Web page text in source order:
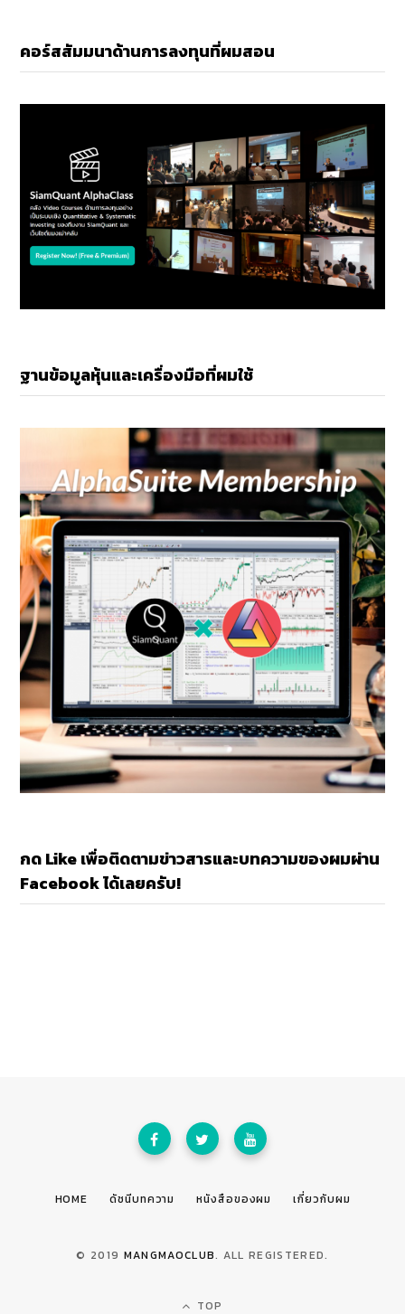
คอร์สสัมมนาด้านการลงทุนที่ผมสอน
ฐานข้อมูลหุ้นและเครื่องมือที่ผมใช้
กด Like เพื่อติดตามข่าวสารและบทความของผมผ่าน
Facebook ได้เลยครับ!
HOME ดัชนีบทความ หนังสือของผม เกี่ยวกับผม
© 2019 MANGMAOCLUB. ALL REGISTERED.
TOP